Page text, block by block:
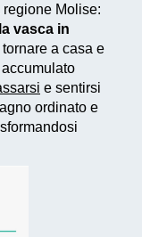
Molise:
vasca in
a casa e
e sentirsi
ordinato e